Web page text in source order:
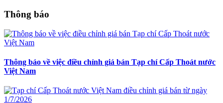
Thông báo
Thông báo về việc điều chỉnh giá bán Tạp chí Cấp Thoát nước
Việt Nam